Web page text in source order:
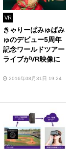
VR
きゃりーぱみゅぱみ
ゅのデビュー5周年
記念ワールドツアー
ライブがVR映像に
2016年08月31日 19:24